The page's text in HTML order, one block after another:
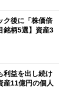
ク後に「株価倍
銘柄5選】資産3
利益を出し続け
産11億円の個人